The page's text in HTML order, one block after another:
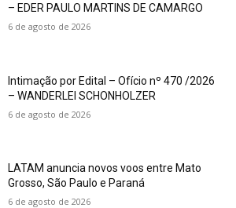
– EDER PAULO MARTINS DE CAMARGO
6 de agosto de 2026
Intimação por Edital – Ofício nº 470 /2026
– WANDERLEI SCHONHOLZER
6 de agosto de 2026
LATAM anuncia novos voos entre Mato
Grosso, São Paulo e Paraná
6 de agosto de 2026